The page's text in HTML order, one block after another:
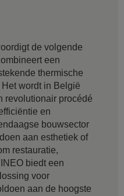
de volgende
een
thermische
wordt in België
revolutionair procédé
en
bouwsector
aan esthetiek of
restauratie,
biedt een
voor
aan de hoogste